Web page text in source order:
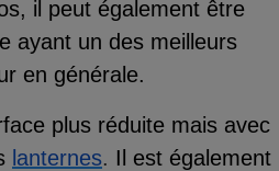
il peut également être
ayant un des meilleurs
en générale.
plus réduite mais avec
lanternes. Il est également